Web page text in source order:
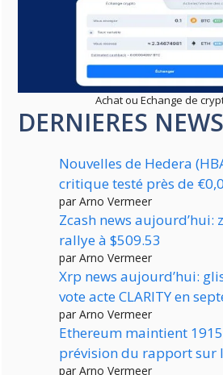
Achat ou Echange de
DERNIERES NEWS
Nouvelles de Hedera
critique testé près de
par Arno Vermeer
Zcash news aujourd’hui:
rallye à $509.53
par Arno Vermeer
Xrp news aujourd’hui:
vote acte CLARITY en
par Arno Vermeer
Ethereum maintient
prévision du rapport sur
par Arno Vermeer